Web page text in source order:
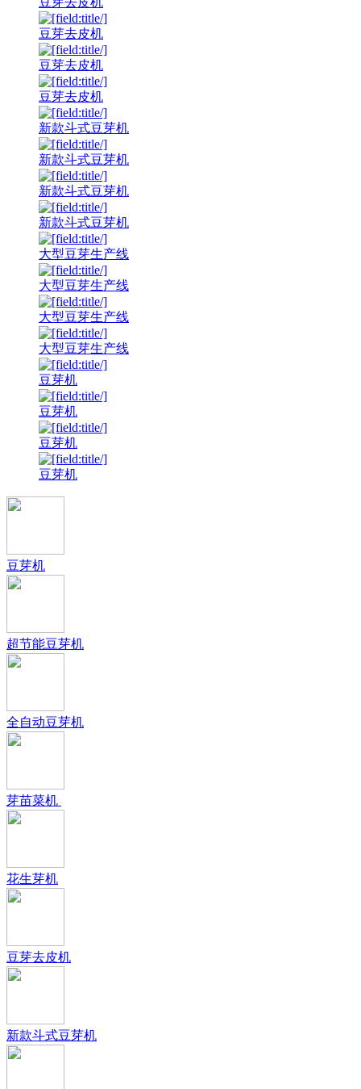
豆芽去皮机
豆芽去皮机
豆芽去皮机
新款斗式豆芽机
新款斗式豆芽机
新款斗式豆芽机
新款斗式豆芽机
大型豆芽生产线
大型豆芽生产线
大型豆芽生产线
大型豆芽生产线
豆芽机
豆芽机
豆芽机
豆芽机
豆芽机
超节能豆芽机
全自动豆芽机
芽苗菜机
花生芽机
豆芽去皮机
新款斗式豆芽机